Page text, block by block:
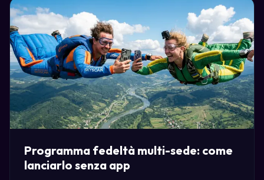
Programma fedeltà multi-sede: come
lanciarlo senza app